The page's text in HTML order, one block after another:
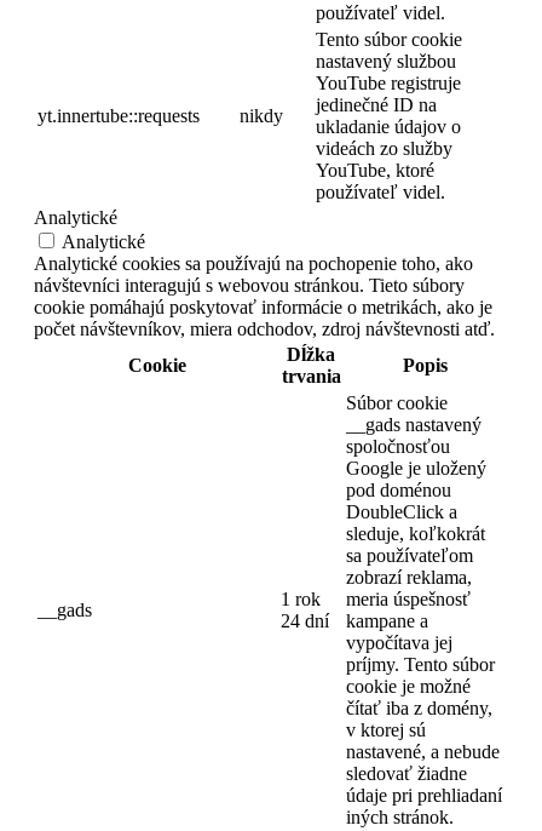
používateľ videl.
yt.innertube::requests nikdy
Tento súbor cookie
nastavený službou
YouTube registruje
jedinečné ID na
ukladanie údajov o
videách zo služby
YouTube, ktoré
používateľ videl.
Analytické
Analytické
Analytické cookies sa používajú na pochopenie toho, ako
návštevníci interagujú s webovou stránkou. Tieto súbory
cookie pomáhajú poskytovať informácie o metrikách, ako je
počet návštevníkov, miera odchodov, zdroj návštevnosti atď.
Cookie
Dĺžka
trvania
Popis
__gads
1 rok
24 dní
Súbor cookie
__gads nastavený
spoločnosťou
Google je uložený
pod doménou
DoubleClick a
sleduje, koľkokrát
sa používateľom
zobrazí reklama,
meria úspešnosť
kampane a
vypočítava jej
príjmy. Tento súbor
cookie je možné
čítať iba z domény,
v ktorej sú
nastavené, a nebude
sledovať žiadne
údaje pri prehliadaní
iných stránok.